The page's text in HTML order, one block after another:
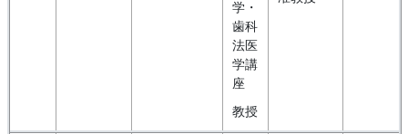
学・
歯科
法医
学講
座
教授